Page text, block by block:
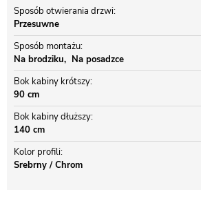
Sposób otwierania drzwi
Przesuwne
Sposób montażu
Na brodziku
Na posadzce
Bok kabiny krótszy
90 cm
Bok kabiny dłuższy
140 cm
Kolor profili
Srebrny / Chrom